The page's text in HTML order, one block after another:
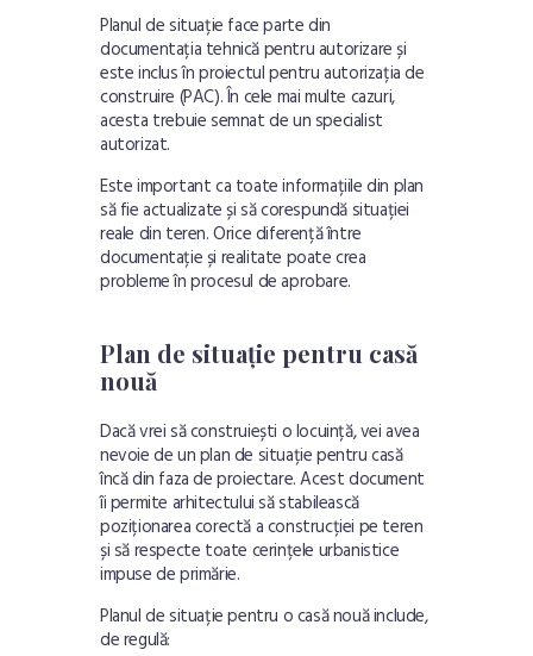
Planul de situație face parte din
documentația tehnică pentru autorizare și
este inclus în proiectul pentru autorizația de
construire (PAC). În cele mai multe cazuri,
acesta trebuie semnat de un specialist
autorizat.
Este important ca toate informațiile din plan
să fie actualizate și să corespundă situației
reale din teren. Orice diferență între
documentație și realitate poate crea
probleme în procesul de aprobare.
Plan de situație pentru casă
nouă
Dacă vrei să construiești o locuință, vei avea
nevoie de un plan de situație pentru casă
încă din faza de proiectare. Acest document
îi permite arhitectului să stabilească
poziționarea corectă a construcției pe teren
și să respecte toate cerințele urbanistice
impuse de primărie.
Planul de situație pentru o casă nouă include,
de regulă: